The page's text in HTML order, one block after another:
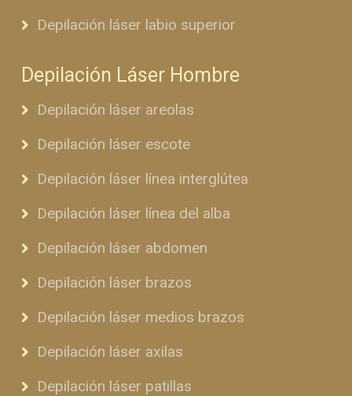
Depilación láser labio superior
Depilación Láser Hombre
Depilación láser areolas
Depilación láser escote
Depilación láser línea interglútea
Depilación láser línea del alba
Depilación láser abdomen
Depilación láser brazos
Depilación láser medios brazos
Depilación láser axilas
Depilación láser patillas